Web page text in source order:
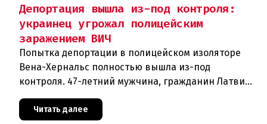
Депортация вышла из-под контроля:
украинец угрожал полицейским
заражением ВИЧ
Попытка депортации в полицейском изоляторе
Вена-Хернальс полностью вышла из-под
контроля. 47-летний мужчина, гражданин Латвии,
оказал ожесточённое сопротивле
Читать далее